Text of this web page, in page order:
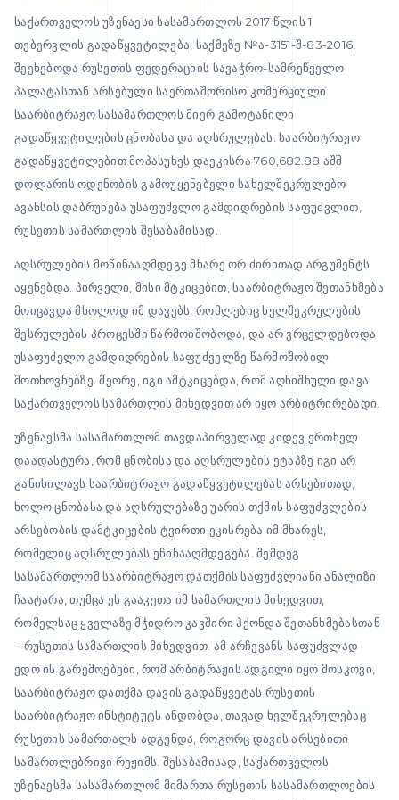
საქართველოს უზენაესი სასამართლოს 2017 წლის 1
თებერვლის გადაწყვეტილება, საქმეზე №ა-3151-შ-83-2016,
შეეხებოდა რუსეთის ფედერაციის სავაჭრო-სამრეწველო
პალატასთან არსებული საერთაშორისო კომერციული
საარბიტრაჟო სასამართლოს მიერ გამოტანილი
გადაწყვეტილების ცნობასა და აღსრულებას. საარბიტრაჟო
გადაწყვეტილებით მოპასუხეს დაეკისრა 760,682.88 აშშ
დოლარის ოდენობის გამოუყენებელი სახელშეკრულებო
ავანსის დაბრუნება უსაფუძვლო გამდიდრების საფუძვლით,
რუსეთის სამართლის შესაბამისად.
აღსრულების მოწინააღმდეგე მხარე ორ ძირითად არგუმენტს
აყენებდა. პირველი, მისი მტკიცებით, საარბიტრაჟო შეთანხმება
მოიცავდა მხოლოდ იმ დავებს, რომლებიც ხელშეკრულების
შესრულების პროცესში წარმოიშობოდა, და არ ვრცელდებოდა
უსაფუძვლო გამდიდრების საფუძველზე წარმოშობილ
მოთხოვნებზე. მეორე, იგი ამტკიცებდა, რომ აღნიშნული დავა
საქართველოს სამართლის მიხედვით არ იყო არბიტრირებადი.
უზენაესმა სასამართლომ თავდაპირველად კიდევ ერთხელ
დაადასტურა, რომ ცნობისა და აღსრულების ეტაპზე იგი არ
განიხილავს საარბიტრაჟო გადაწყვეტილებას არსებითად,
ხოლო ცნობასა და აღსრულებაზე უარის თქმის საფუძვლების
არსებობის დამტკიცების ტვირთი ეკისრება იმ მხარეს,
რომელიც აღსრულებას ეწინააღმდეგება. შემდეგ
სასამართლომ საარბიტრაჟო დათქმის საფუძვლიანი ანალიზი
ჩაატარა, თუმცა ეს გააკეთა იმ სამართლის მიხედვით,
რომელსაც ყველაზე მჭიდრო კავშირი ჰქონდა შეთანხმებასთან
– რუსეთის სამართლის მიხედვით. ამ არჩევანს საფუძვლად
ედო ის გარემოებები, რომ არბიტრაჟის ადგილი იყო მოსკოვი,
საარბიტრაჟო დათქმა დავის გადაწყვეტას რუსეთის
საარბიტრაჟო ინსტიტუტს ანდობდა, თავად ხელშეკრულებაც
რუსეთის სამართალს ადგენდა, როგორც დავის არსებითი
სამართლებრივი რეჟიმს. შესაბამისად, საქართველოს
უზენაესმა სასამართლომ მიმართა რუსეთის სასამართლოების